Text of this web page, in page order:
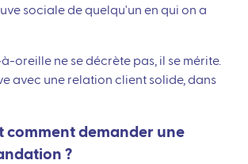
sociale de quelqu'un en qui on a
à-oreille ne se décrète pas, il se mérite.
avec une relation client solide, dans
comment demander une
?